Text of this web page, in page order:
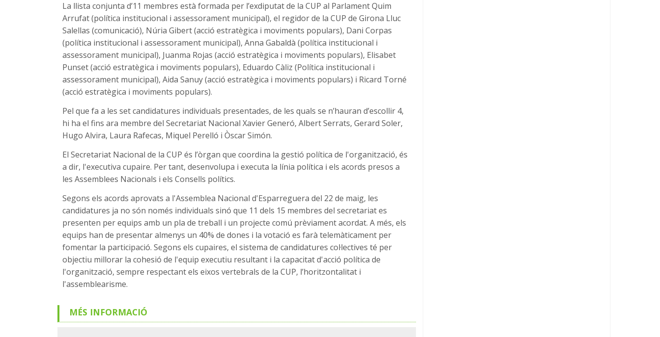
La llista conjunta d’11 membres està formada per l’exdiputat de la CUP al Parlament Quim
Arrufat (política institucional i assessorament municipal), el regidor de la CUP de Girona Lluc
Salellas (comunicació), Núria Gibert (acció estratègica i moviments populars), Dani Corpas
(política institucional i assessorament municipal), Anna Gabaldà (política institucional i
assessorament municipal), Juanma Rojas (acció estratègica i moviments populars), Elisabet
Punset (acció estratègica i moviments populars), Eduardo Càliz (Política institucional i
assessorament municipal), Aida Sanuy (acció estratègica i moviments populars) i Ricard Torné
(acció estratègica i moviments populars).
Pel que fa a les set candidatures individuals presentades, de les quals se n’hauran d’escollir 4,
hi ha el fins ara membre del Secretariat Nacional Xavier Generó, Albert Serrats, Gerard Soler,
Hugo Alvira, Laura Rafecas, Miquel Perelló i Òscar Simón.
El Secretariat Nacional de la CUP és l’òrgan que coordina la gestió política de l'organització, és
a dir, l'executiva cupaire. Per tant, desenvolupa i executa la línia política i els acords presos a
les Assemblees Nacionals i els Consells polítics.
Segons els acords aprovats a l'Assemblea Nacional d'Esparreguera del 22 de maig, les
candidatures ja no són només individuals sinó que 11 dels 15 membres del secretariat es
presenten per equips amb un pla de treball i un projecte comú prèviament acordat. A més, els
equips han de presentar almenys un 40% de dones i la votació es farà telemàticament per
fomentar la participació. Segons els cupaires, el sistema de candidatures col·lectives té per
objectiu millorar la cohesió de l'equip executiu resultant i la capacitat d'acció política de
l'organització, sempre respectant els eixos vertebrals de la CUP, l’horitzontalitat i
l'assemblearisme.
MÉS INFORMACIÓ